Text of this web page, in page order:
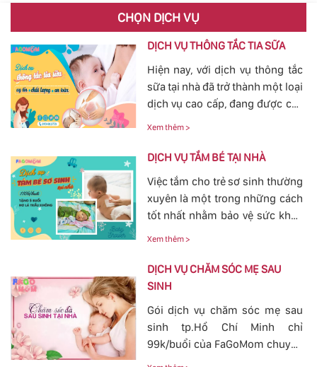
CHỌN DỊCH VỤ
DỊCH VỤ THÔNG TẮC TIA SỮA
Hiện nay, với dịch vụ thông tắc
sữa tại nhà đã trở thành một loại
dịch vụ cao cấp, đang được các
mẹ đặc biệt quan tâm, bởi tình
phổ biến. Với việc thông tắc tia
chóng thông tia sữa, giảm bớt
các cơn đau cương cứng tại
vùng bầu vú, đảm bảo cho
nguồn sữa về đều cho bé bú.
Xem thêm >
DỊCH VỤ TẮM BÉ TẠI NHÀ
Việc tắm cho trẻ sơ sinh thường
xuyên là một trong những cách
tốt nhất nhằm bảo vệ sức khỏe
cho bé yêu tránh khỏi các nguy
Bởi vậy, nhu cầu tắm cho trẻ sơ
sinh ngày càn lớn, với dịch vụ
FaGoMom cung cấp tới các mẹ
không cần phải lo nghĩ về
chuyện massage và tắm cho
Xem thêm >
DỊCH VỤ CHĂM SÓC MẸ SAU
SINH
Gói dịch vụ chăm sóc mẹ sau
sinh tp.Hồ Chí Minh chỉ
99k/buổi của FaGoMom chuyên
nghiệp, Dịch Vụ Hoàn Hảo,